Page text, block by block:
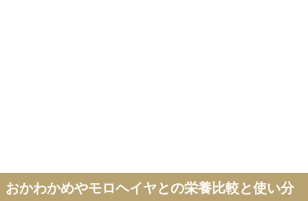
おかわかめやモロヘイヤとの栄養比較と使い分